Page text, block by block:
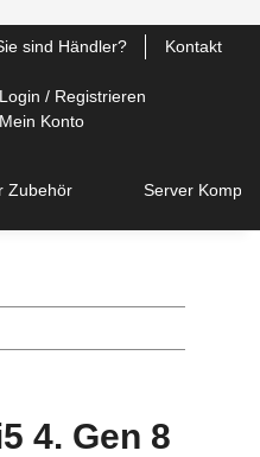
sind Händler? Kontakt
Login / Registrieren
Mein Konto
Zubehör Server
4. Gen 8